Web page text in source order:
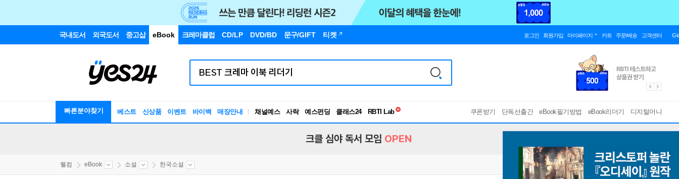
국내도서 외국도서 중고샵 eBook 크레마클럽 CD/LP DVD/BD 문구/GIFT 티켓 로그인 회원가입 마이페이지 카트 주문/배송 고객센터
빠른분야찾기 베스트 신상품 이벤트 바이백 매장안내 채널예스 사락 예스펀딩 클래스24
RBTI Lab
독서유형검사
쿠폰받기 단독선출간 eBook필기방법 eBook리더기 디지털머니
크클 심야 독서 모임 OPEN
웰컴 eBook 소설 한국소설